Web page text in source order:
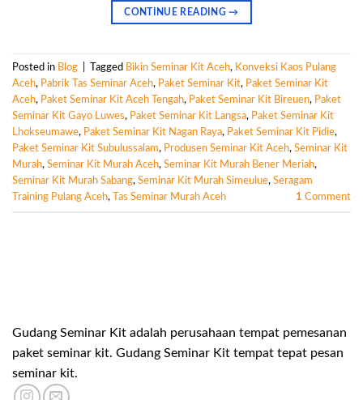
CONTINUE READING→
Posted in Blog Tagged Bikin Seminar Kit Aceh, Konveksi Kaos Pulang
Aceh, Pabrik Tas Seminar Aceh, Paket Seminar Kit, Paket Seminar Kit
Aceh, Paket Seminar Kit Aceh Tengah, Paket Seminar Kit Bireuen, Paket
Seminar Kit Gayo Luwes, Paket Seminar Kit Langsa, Paket Seminar Kit
Lhokseumawe, Paket Seminar Kit Nagan Raya, Paket Seminar Kit Pidie,
Paket Seminar Kit Subulussalam, Produsen Seminar Kit Aceh, Seminar Kit
Murah, Seminar Kit Murah Aceh, Seminar Kit Murah Bener Meriah,
Seminar Kit Murah Sabang, Seminar Kit Murah Simeulue, Seragam
Training Pulang Aceh, Tas Seminar Murah Aceh 1 Comment
Gudang Seminar Kit adalah perusahaan tempat pemesanan
paket seminar kit. Gudang Seminar Kit tempat tepat pesan
seminar kit.